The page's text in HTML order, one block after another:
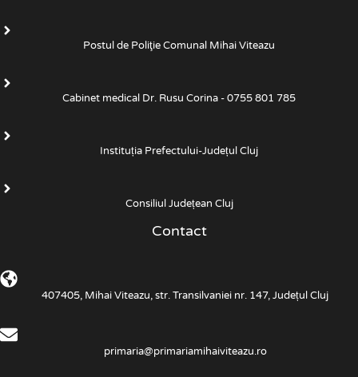
Postul de Poliţie Comunal Mihai Viteazu
Cabinet medical Dr. Rusu Corina - 0755 801 785
Instituția Prefectului-Județul Cluj
Consiliul Județean Cluj
Contact
407405, Mihai Viteazu, str. Transilvaniei nr. 147, Județul Cluj
primaria@primariamihaiviteazu.ro